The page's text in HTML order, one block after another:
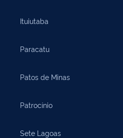
Ituiutaba
Paracatu
Patos de Minas
Patrocínio
Sete Lagoas